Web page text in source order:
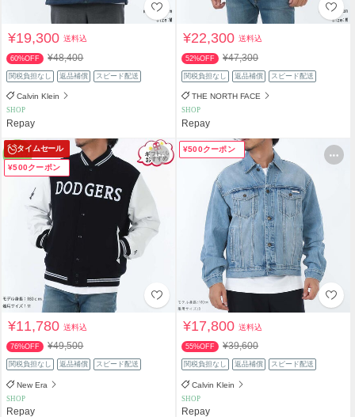
¥19,300送料込
60%OFF ¥48,400
関税負担なし 返品補償 スピード配送
Calvin Klein
SHOP
Repay
¥22,300送料込
52%OFF ¥47,300
関税負担なし 返品補償 スピード配送
THE NORTH FACE
SHOP
Repay
タイムセール
¥500クーポン
¥11,780送料込
76%OFF ¥49,500
関税負担なし 返品補償 スピード配送
New Era
SHOP
Repay
¥500クーポン
¥17,800送料込
55%OFF ¥39,600
関税負担なし 返品補償 スピード配送
Calvin Klein
SHOP
Repay